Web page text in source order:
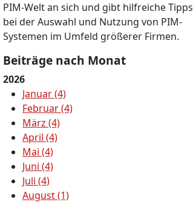
PIM-Welt an sich und gibt hilfreiche Tipps
bei der Auswahl und Nutzung von PIM-
Systemen im Umfeld größerer Firmen.
Beiträge nach Monat
2026
Januar (4)
Februar (4)
März (4)
April (4)
Mai (4)
Juni (4)
Juli (4)
August (1)